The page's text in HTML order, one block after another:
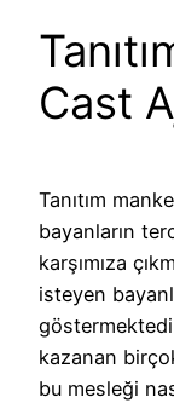
Cast
Tanıtım
bayanların
karşımıza
isteyen
kazanan
bu mesleği